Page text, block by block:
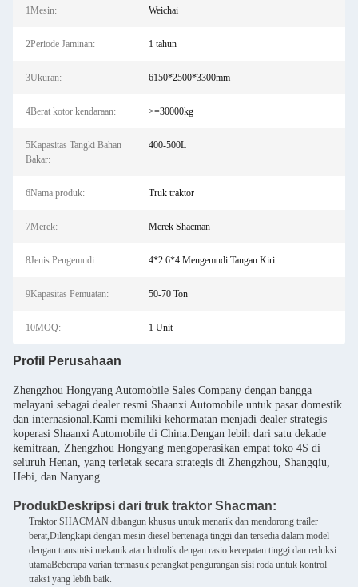
1Mesin: Weichai
2Periode Jaminan: 1 tahun
3Ukuran: 6150*2500*3300mm
4Berat kotor kendaraan: >=30000kg
5Kapasitas Tangki Bahan
Bakar:
400-500L
6Nama produk: Truk traktor
7Merek: Merek Shacman
8Jenis Pengemudi: 4*2 6*4 Mengemudi Tangan Kiri
9Kapasitas Pemuatan: 50-70 Ton
10MOQ: 1 Unit
Profil Perusahaan
Zhengzhou Hongyang Automobile Sales Company dengan bangga
melayani sebagai dealer resmi Shaanxi Automobile untuk pasar domestik
dan internasional.Kami memiliki kehormatan menjadi dealer strategis
koperasi Shaanxi Automobile di China.Dengan lebih dari satu dekade
kemitraan, Zhengzhou Hongyang mengoperasikan empat toko 4S di
seluruh Henan, yang terletak secara strategis di Zhengzhou, Shangqiu,
Hebi, dan Nanyang.
ProdukDeskripsi dari truk traktor Shacman:
Traktor SHACMAN dibangun khusus untuk menarik dan mendorong trailer
berat,Dilengkapi dengan mesin diesel bertenaga tinggi dan tersedia dalam model
dengan transmisi mekanik atau hidrolik dengan rasio kecepatan tinggi dan reduksi
utamaBeberapa varian termasuk perangkat pengurangan sisi roda untuk kontrol
traksi yang lebih baik.